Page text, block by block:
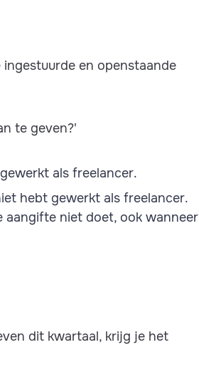
en openstaande
te geven?'
als freelancer.
hebt gewerkt als freelancer.
niet doet, ook wanneer
dit kwartaal, krijg je het